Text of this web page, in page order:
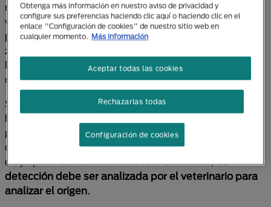
mayoría de las veces pueden detectarse a simple
vista sobre su piel,también es posible que estas
protuberancias sean imperceptibles
zonas impensadas, como al interior de la boca, entre
los dedos o en los párpados de nuestro animal de
compañía.
Sumado a lo anterior, debemos ser cuidadosos al
buscar y tratar verrugas en el organismo de los
perros, ya que, además de poder encontrarse en
diferentes partes del cuerpo, existen múltiples tipos
de papilomas caninos. Con esto en mente,su
detección debe ser analizada por el veterinario para
analizar el origen.
Obtenga más información en nuestro aviso de privacidad y
configure sus preferencias haciendo clic aquí o haciendo clic en el
enlace "Configuración de cookies" de nuestro sitio web en
cualquier momento. Más información
Rechazarlas todas
Aceptar todas las cookies
Configuración de cookies